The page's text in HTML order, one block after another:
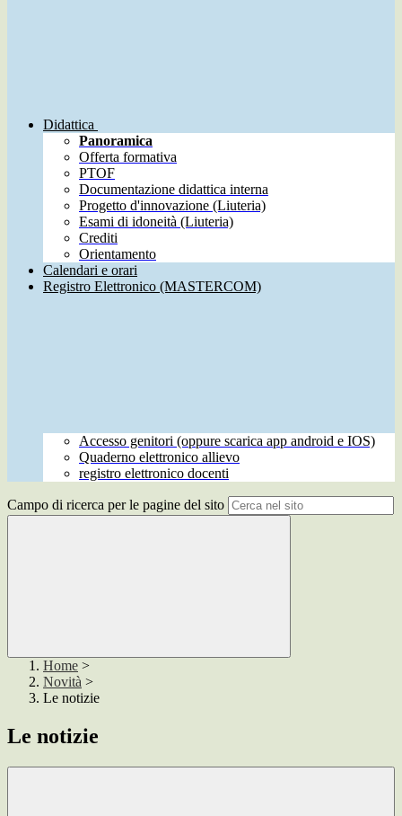
Didattica
Panoramica
Offerta formativa
PTOF
Documentazione didattica interna
Progetto d'innovazione (Liuteria)
Esami di idoneità (Liuteria)
Crediti
Orientamento
Calendari e orari
Registro Elettronico (MASTERCOM)
Accesso genitori (oppure scarica app android e IOS)
Quaderno elettronico allievo
registro elettronico docenti
Campo di ricerca per le pagine del sito
Home >
Novità >
Le notizie
Le notizie